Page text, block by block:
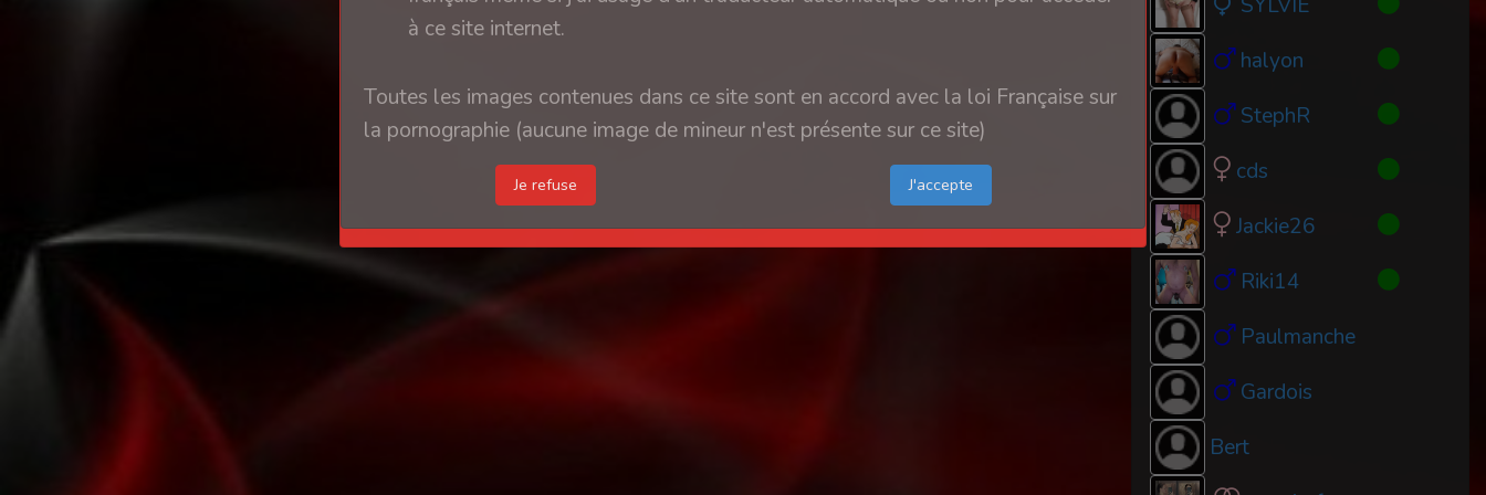
SYLVIE
halyon
StephR
cds
Jackie26
Riki14
Paulmanche
Gardois
Bert
à ce site internet.
Toutes les images contenues dans ce site sont en accord avec la loi Française sur
la pornographie (aucune image de mineur n'est présente sur ce site)
Je refuse